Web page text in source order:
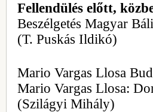
Fellendülés előtt,
Beszélgetés Magyar
(T. Puskás Ildikó)
Mario Vargas Llosa
Mario Vargas Llosa:
(Szilágyi Mihály)